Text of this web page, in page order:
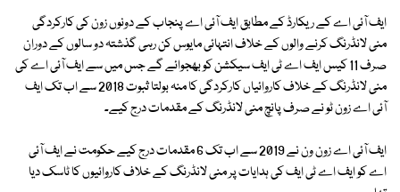
ایف آئی اے کے ریکارڈ کے مطابق ایف آئی اے پنجاب کے دونوں زون کی کارکردگی
منی لانڈرنگ کرنے والوں کے خلاف انتہائی مایوس کن رہی گذشتہ دو سالوں کے دوران
صرف 11 کیس ایف اے ٹی ایف سیکشن کو بھجوائے گے جس میں سے ایف آئی اے کی
منی لانڈرنگ کے خلاف کاروائیاں کارکردگی کا منہ بولتا ثبوت 2018 سے اب تک ایف
آئی اے زون ٹو نے صرف پانچ منی لانڈرنگ کے مقدمات درج کیے۔
ایف آئی اے زون ون نے 2019 سے اب تک 6 مقدمات درج کیے حکومت نے ایف آئی
اے کو ایف اے ٹی ایف کی ہدایات پر منی لانڈرنگ کے خلاف کاروائیوں کا ٹاسک دیا